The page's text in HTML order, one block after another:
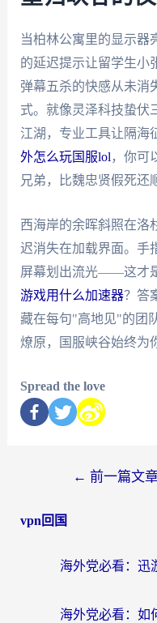
当柏林公寓里的显示器
的延迟提示让留学生小
弹幕五杀的快感从未消
式。就像灵泽科技蛰伏
江湖，专业工具让隔海
外怎么玩国服lol ，你可
兄弟，比魏忠贤假死还
西海岸的余晖斜照在洛
迟消失在加载界面。手
屏幕划出流光——这才
游戏用什么加速器？答
藏在每句"高地见"的团
燎原，国服峡谷始终为
Spread the love
← 前一篇文
vpn回国